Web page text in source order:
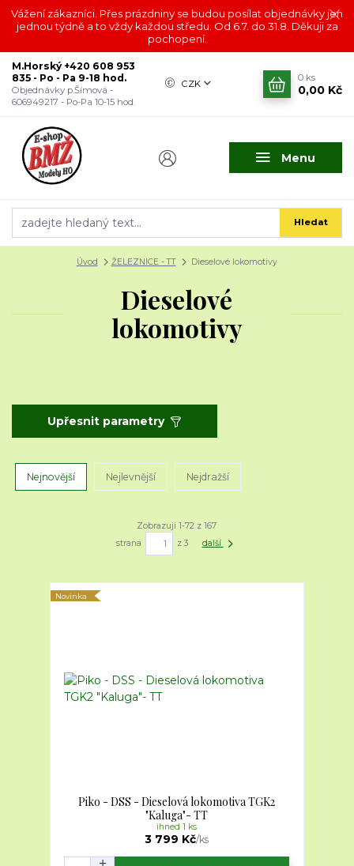
Vážení zákazníci. Přes prázdniny se budou posílat objednávky jen
jednou týdně a to vždy každou středu. Od 6.7. do 31.8. Děkuji za
pochopení.
Menu
CZK
Hledat
M.Horský +420 608 953
835 - Po - Pa 9-18 hod.
Objednávky p.Šímová -
606949217 - Po-Pa 10-15 hod.
0 ks
0,00 Kč
Úvod ŽELEZNICE - TT Dieselové lokomotivy
Dieselové
lokomotivy
Upřesnit parametry
Nejnovější Nejlevnější Nejdražší
Zobrazuji 1-72 z 167
strana
z 3 další
Novinka
Piko - DSS - Dieselová lokomotiva TGK2
"Kaluga"- TT
3 799 Kč/ks
ihned 1 ks